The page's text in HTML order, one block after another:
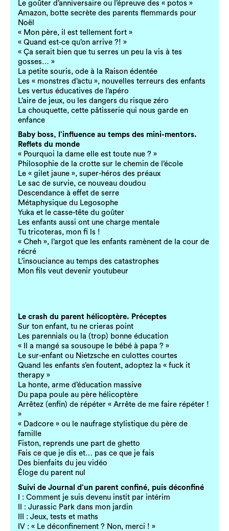
Le goûter d’anniversaire ou l’épreuve des « potos »
Amazon, botte secrète des parents flemmards pour
Noël
« Mon père, il est tellement fort »
« Quand est-ce qu’on arrive ?! »
« Ça serait bien que tu serres un peu la vis à tes
gosses… »
La petite souris, ode à la Raison édentée
Les « monstres d’actu », nouvelles terreurs des enfants
Les vertus éducatives de l’apéro
L’aire de jeux, ou les dangers du risque zéro
La chouquette, cette pâtisserie qui nous garde en
enfance
Baby boss, l’influence au temps des mini-mentors.
Reflets du monde
« Pourquoi la dame elle est toute nue ? »
Philosophie de la crotte sur le chemin de l’école
Le « gilet jaune », super-héros des préaux
Le sac de survie, ce nouveau doudou
Descendance à effet de serre
Métaphysique du Legosophe
Yuka et le casse-tête du goûter
Les enfants aussi ont une charge mentale
Tu tricoteras, mon fi ls !
« Cheh », l’argot que les enfants ramènent de la cour de
récré
L’insouciance au temps des catastrophes
Mon fils veut devenir youtubeur
Le crash du parent hélicoptère. Préceptes
Sur ton enfant, tu ne crieras point
Les parennials ou la (trop) bonne éducation
« Il a mangé sa sousoupe le bébé à papa ? »
Le sur-enfant ou Nietzsche en culottes courtes
Quand les enfants s’en foutent, adoptez la « fuck it
therapy »
La honte, arme d’éducation massive
Du papa poule au père hélicoptère
Arrêtez (enfin) de répéter « Arrête de me faire répéter !
»
« Dadcore » ou le naufrage stylistique du père de
famille
Fiston, reprends une part de ghetto
Fais ce que je dis et… pas ce que je fais
Des bienfaits du jeu vidéo
Éloge du parent nul
Suivi de Journal d’un parent confiné, puis déconfiné
I : Comment je suis devenu instit par intérim
II : Jurassic Park dans mon jardin
III : Jeux, tests et maths
IV : « Le déconfinement ? Non, merci ! »